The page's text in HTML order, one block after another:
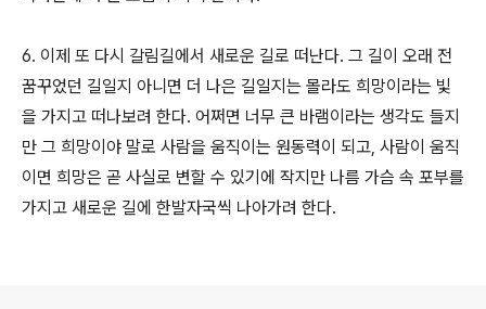
6. 이제 또 다시 갈림길에서 새로운 길로 떠난다. 그 길이 오래 전
꿈꾸었던 길일지 아니면 더 나은 길일지는 몰라도 희망이라는 빛
을 가지고 떠나보려 한다. 어쩌면 너무 큰 바램이라는 생각도 들지
만 그 희망이야 말로 사람을 움직이는 원동력이 되고, 사람이 움직
이면 희망은 곧 사실로 변할 수 있기에 작지만 나름 가슴 속 포부를
가지고 새로운 길에 한발자국씩 나아가려 한다.